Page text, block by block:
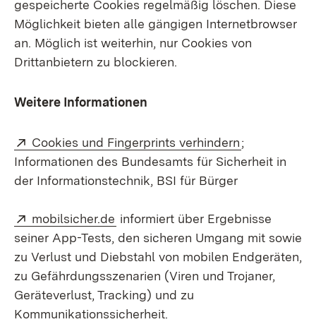
gespeicherte Cookies regelmäßig löschen. Diese
Möglichkeit bieten alle gängigen Internetbrowser
an. Möglich ist weiterhin, nur Cookies von
Drittanbietern zu blockieren.
Weitere Informationen
Extern:
Cookies und Fingerprints verhindern(Öffnet in
;
Informationen des Bundesamts für Sicherheit in
der Informationstechnik, BSI für Bürger
Extern:
mobilsicher.de (Öffnet in neuem Fenster)
informiert über Ergebnisse
seiner App-Tests, den sicheren Umgang mit sowie
zu Verlust und Diebstahl von mobilen Endgeräten,
zu Gefährdungsszenarien (Viren und Trojaner,
Geräteverlust, Tracking) und zu
Kommunikationssicherheit.